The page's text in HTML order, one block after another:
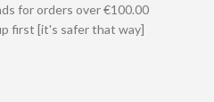
for orders over €100.00
first [it's safer that way]